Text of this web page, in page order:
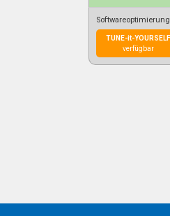
Softwareoptimierung
TUNE-it-YOURSELF
verfügbar